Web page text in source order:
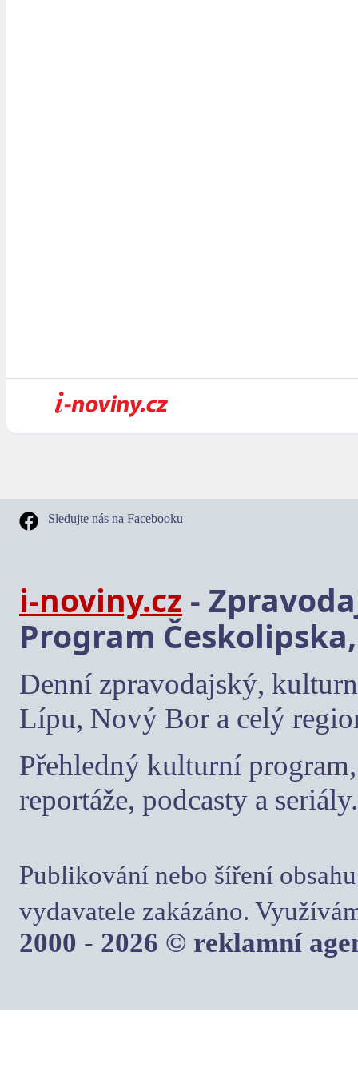
Sledujte nás na Facebooku
i-noviny.cz -
Program
Denní zpravodajský,
Lípu, Nový Bor a celý
Přehledný kulturní
reportáže, podcasty a seriály.
Publikování nebo šíření
vydavatele zakázáno.
2000 - 2026 © reklamní